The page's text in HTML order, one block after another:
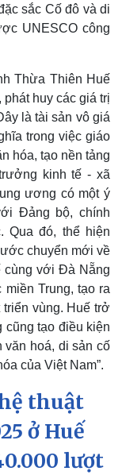
nghệ
số
sắc Cố đô và di
UNESCO công
Thừa Thiên Huế
phát huy các giá trị
là tài sản vô giá
trong việc giáo
hóa, tạo nền tảng
kinh tế - xã
ương có một ý
Đảng bộ, chính
Qua đó, thể hiện
chuyển mới về
cùng với Đà Nẵng
Trung, tạo ra
vùng. Huế trở
cũng tạo điều kiện
văn hoá, di sản cố
của Việt Nam”.
thuật
ở Huế
lượt